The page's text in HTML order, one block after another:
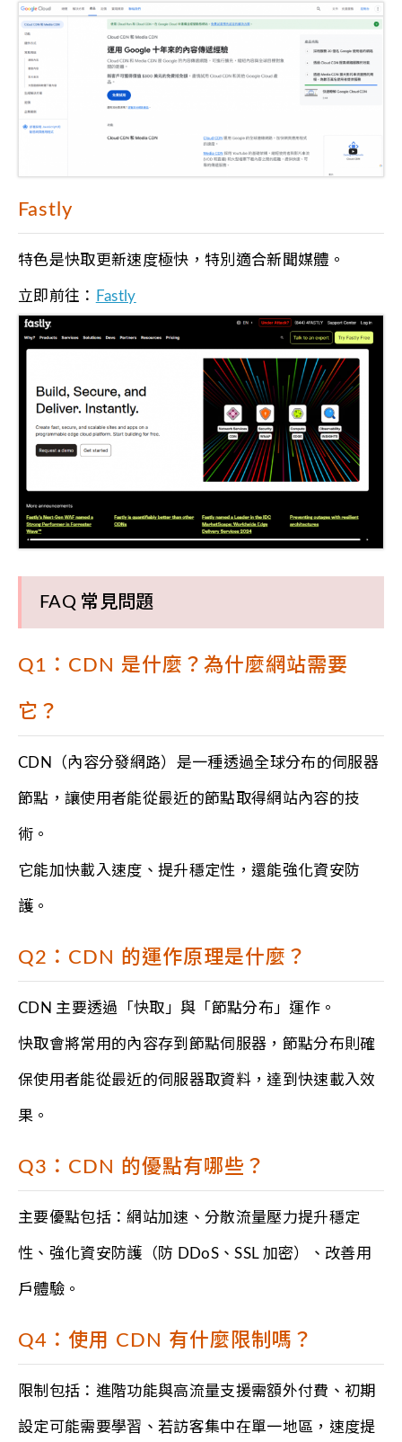
Fastly
特色是快取更新速度極快，特別適合新聞媒體。
立即前往： Fastly
FAQ 常見問題
Q1：CDN 是什麼？為什麼網站需要
它？
CDN（內容分發網路）是一種透過全球分布的伺服器
節點，讓使用者能從最近的節點取得網站內容的技
術。
它能加快載入速度、提升穩定性，還能強化資安防
護。
Q2：CDN 的運作原理是什麼？
CDN 主要透過「快取」與「節點分布」運作。
快取會將常用的內容存到節點伺服器，節點分布則確
保使用者能從最近的伺服器取資料，達到快速載入效
果。
Q3：CDN 的優點有哪些？
主要優點包括：網站加速、分散流量壓力提升穩定
性、強化資安防護（防 DDoS、SSL 加密）、改善用
戶體驗。
Q4：使用 CDN 有什麼限制嗎？
限制包括：進階功能與高流量支援需額外付費、初期
設定可能需要學習、若訪客集中在單一地區，速度提